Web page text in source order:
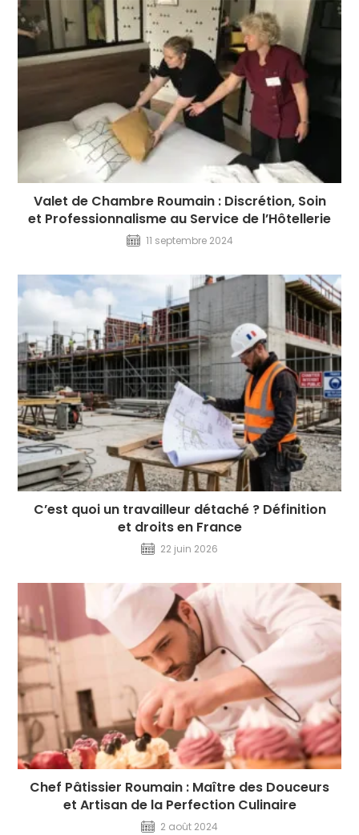
Valet de Chambre Roumain : Discrétion, Soin
et Professionnalisme au Service de l’Hôtellerie
11 septembre 2024
C’est quoi un travailleur détaché ? Définition
et droits en France
22 juin 2026
Chef Pâtissier Roumain : Maître des Douceurs
et Artisan de la Perfection Culinaire
2 août 2024